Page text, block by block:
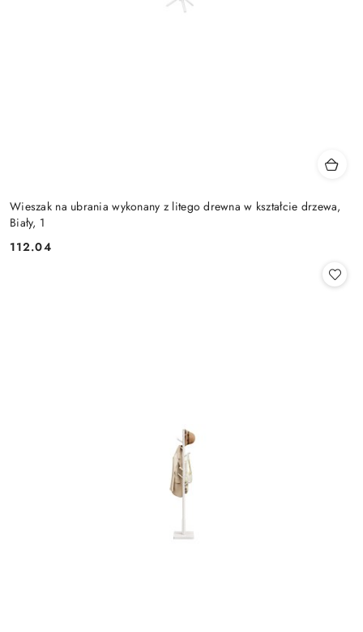
Wieszak na ubrania wykonany z litego drewna w kształcie drzewa,
Biały, 1
Cena:
112.04